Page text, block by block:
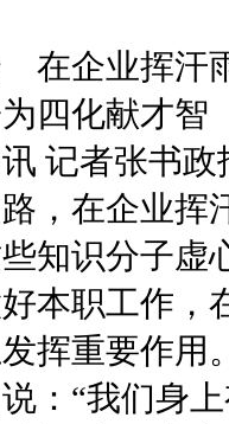
企业挥汗
四化献才智
记者张书
，在企业挥
知识分子虚
本职工作，
挥重要作用
：“我们身